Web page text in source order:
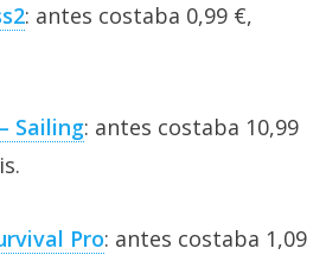
: antes costaba 0,99 €,
Sailing: antes costaba 10,99
Pro: antes costaba 1,09